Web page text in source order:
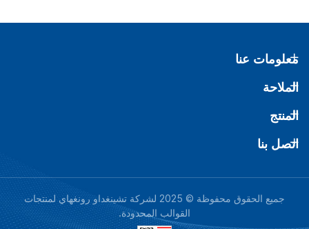
معلومات عنا
الملاحة
المنتج
اتصل بنا
جميع الحقوق محفوظة © 2025 لشركة تشينغداو رونغهاي لمنتجات
القوالب المحدودة.